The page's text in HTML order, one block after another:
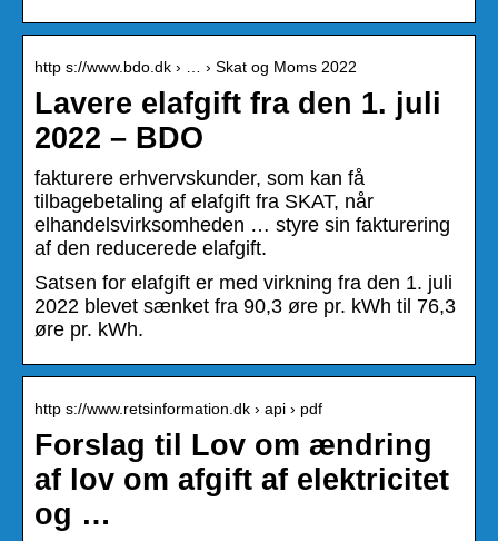
http s://www.bdo.dk › … › Skat og Moms 2022
Lavere elafgift fra den 1. juli
2022 – BDO
fakturere erhvervskunder, som kan få
tilbagebetaling af elafgift fra SKAT, når
elhandelsvirksomheden … styre sin fakturering
af den reducerede elafgift.
Satsen for elafgift er med virkning fra den 1. juli
2022 blevet sænket fra 90,3 øre pr. kWh til 76,3
øre pr. kWh.
http s://www.retsinformation.dk › api › pdf
Forslag til Lov om ændring
af lov om afgift af elektricitet
og …